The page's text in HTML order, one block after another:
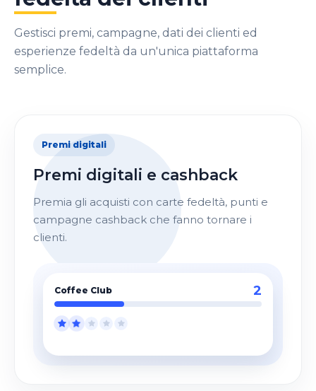
Gestisci premi, campagne, dati dei clienti ed
esperienze fedeltà da un'unica piattaforma
semplice.
Premi digitali
Premi digitali e cashback
Premia gli acquisti con carte fedeltà, punti e
campagne cashback che fanno tornare i
clienti.
Coffee Club 4